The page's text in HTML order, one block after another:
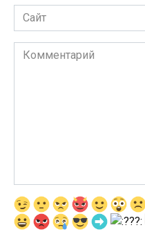
Сайт
Комментарий